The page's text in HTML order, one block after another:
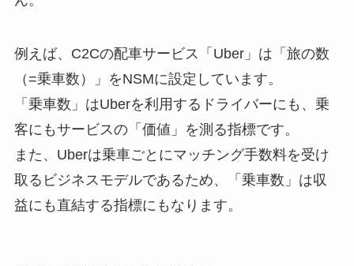
例えば、 C2Cの配車サービス「Uber」は「旅の数
（=乗車数）」をNSMに設定しています。
「乗車数」はUberを利用するドライバーにも、乗
客にもサービスの「価値」を測る指標です。
また、Uberは乗車ごとにマッチング手数料を受け
取るビジネスモデルであるため、「乗車数」は収
益にも直結する指標にもなります。